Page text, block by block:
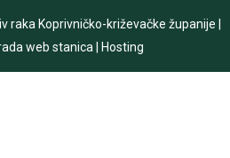
raka Koprivničko-križevačke županije
web stanica Hosting